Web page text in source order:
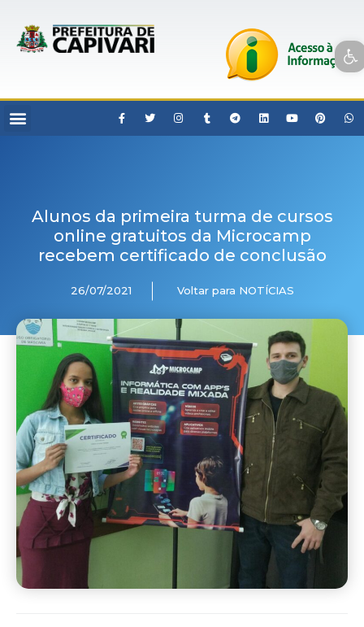
Open toolbar
Alunos da primeira turma de cursos
online gratuitos da Microcamp
recebem certificado de conclusão
26/07/2021 Voltar para NOTÍCIAS